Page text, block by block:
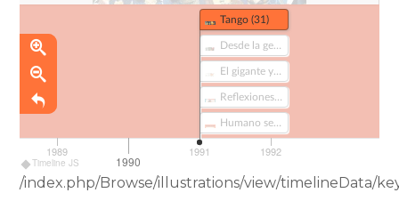
Timeline JS
Tango (31)
1990
1989 1991 1992
/index.php/Browse/illustrations/view/timelineData/